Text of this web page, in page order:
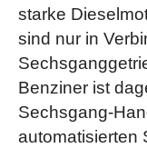
starke
sind nur in
Benziner ist
Sechsgang-
automatisierten